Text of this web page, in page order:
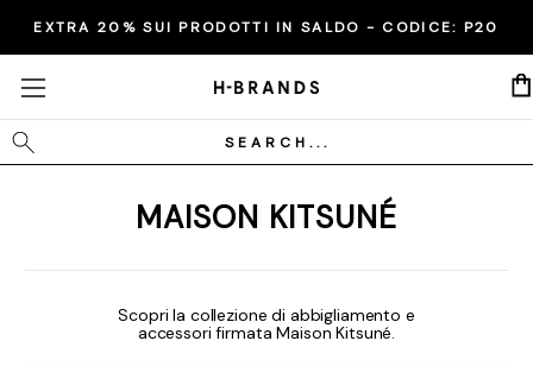
EXTRA 20% SUI PRODOTTI IN SALDO - CODICE: P20
Cerca
MAISON KITSUNÉ
Scopri la collezione di abbigliamento e
accessori firmata Maison Kitsuné.